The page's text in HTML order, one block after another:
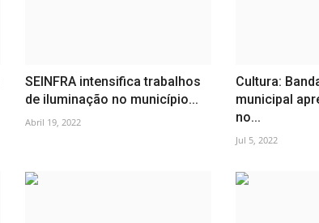
SEINFRA intensifica trabalhos
de iluminação no município...
Abril 19, 2022
Cultura:
municipal
no...
Jul 5, 2022